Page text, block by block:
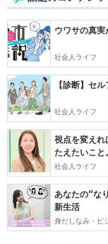
ウワサの真
社会人ライフ
【診断】セ
社会人ライフ
視点を変え
たえたいこと。
社会人ライフ
あなたの“な
新生活
身だしなみ・ビ